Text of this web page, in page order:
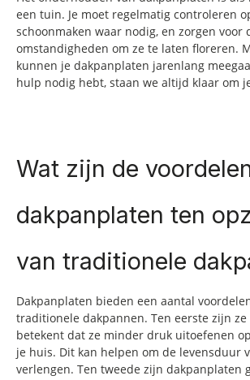
een tuin. Je moet regelmatig controleren
schoonmaken waar nodig, en zorgen voor
omstandigheden om ze te laten floreren.
kunnen je dakpanplaten jarenlang
hulp nodig hebt, staan we altijd klaar om
Wat zijn de
dakpanplaten ten
van traditionele
Dakpanplaten bieden een aantal
traditionele dakpannen. Ten eerste zijn
betekent dat ze minder druk uitoefenen
je huis. Dit kan helpen om de levensduur
verlengen. Ten tweede zijn dakpanplaten